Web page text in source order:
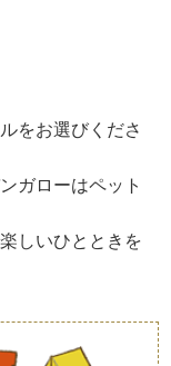
をお選びくださ
ガローはペット
しいひとときを